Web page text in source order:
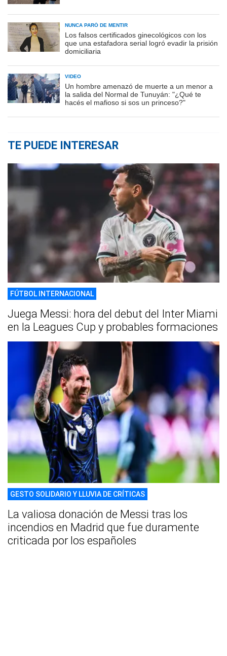
NUNCA PARÓ DE MENTIR
Los falsos certificados ginecológicos con los
que una estafadora serial logró evadir la prisión
domiciliaria
VIDEO
Un hombre amenazó de muerte a un menor a
la salida del Normal de Tunuyán: "¿Qué te
hacés el mafioso si sos un princeso?"
TE PUEDE INTERESAR
FÚTBOL INTERNACIONAL
Juega Messi: hora del debut del Inter Miami
en la Leagues Cup y probables formaciones
GESTO SOLIDARIO Y LLUVIA DE CRÍTICAS
La valiosa donación de Messi tras los
incendios en Madrid que fue duramente
criticada por los españoles